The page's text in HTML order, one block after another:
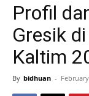
Profil
Gresik
Kaltim
By bidhuan -